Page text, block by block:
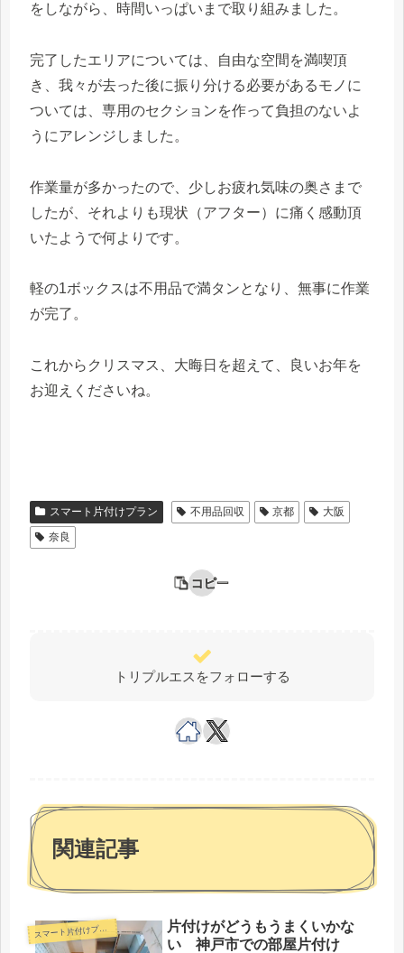
をしながら、時間いっぱいまで取り組みました。
完了したエリアについては、自由な空間を満喫頂
き、我々が去った後に振り分ける必要があるモノに
ついては、専用のセクションを作って負担のないよ
うにアレンジしました。
作業量が多かったので、少しお疲れ気味の奥さまで
したが、それよりも現状（アフター）に痛く感動頂
いたようで何よりです。
軽の1ボックスは不用品で満タンとなり、無事に作業
が完了。
これからクリスマス、大晦日を超えて、良いお年を
お迎えくださいね。
スマート片付けプラン 不用品回収 京都
大阪
奈良
コピー
トリプルエスをフォローする
関連記事
ス
マート片付けプラン
片付けがどうもうまくいかな
い 神戸市での部屋片付け